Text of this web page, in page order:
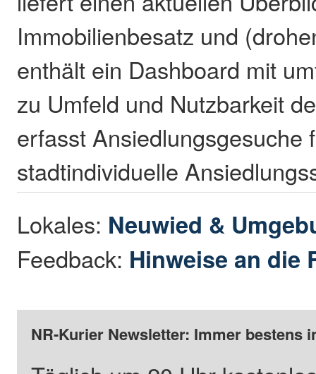
Immobilienbesatz und
enthält ein Dashboard mit
zu Umfeld und Nutzbarkeit
erfasst Ansiedlungsgesuche
stadtindividuelle
Lokales: Neuwied &
Feedback: Hinweise an die
NR-Kurier Newsletter: Immer bestens